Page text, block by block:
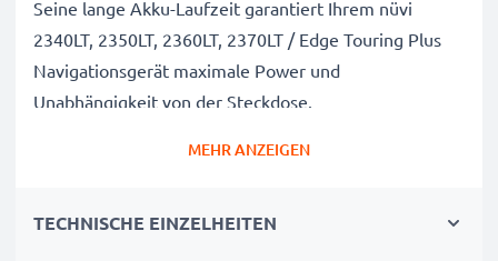
Seine lange Akku-Laufzeit garantiert Ihrem nüvi
2340LT, 2350LT, 2360LT, 2370LT / Edge Touring Plus
Navigationsgerät maximale Power und
Unabhängigkeit von der Steckdose.
00035-00,361-00035-02:
MEHR ANZEIGEN
TECHNISCHE EINZELHEITEN